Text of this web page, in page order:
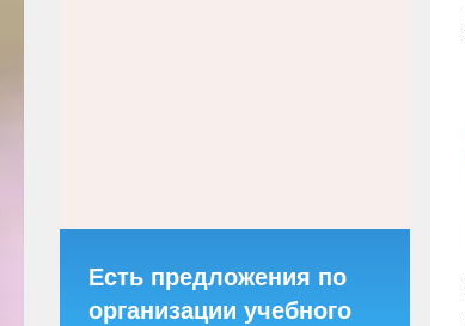
Есть предложения по
организации учебного